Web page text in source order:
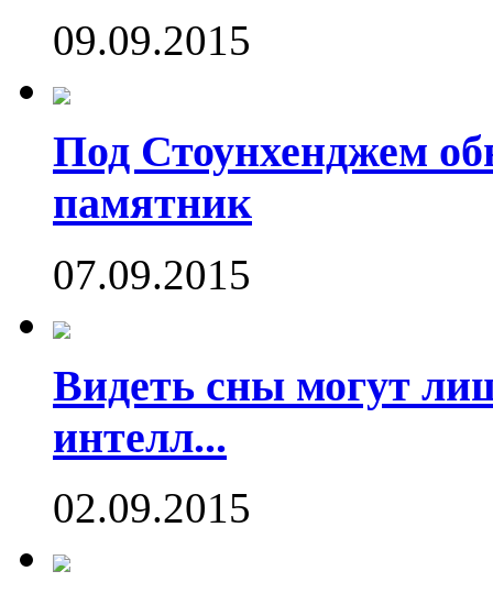
09.09.2015
Под Стоунхенджем
памятник
07.09.2015
Видеть сны могут
интелл...
02.09.2015